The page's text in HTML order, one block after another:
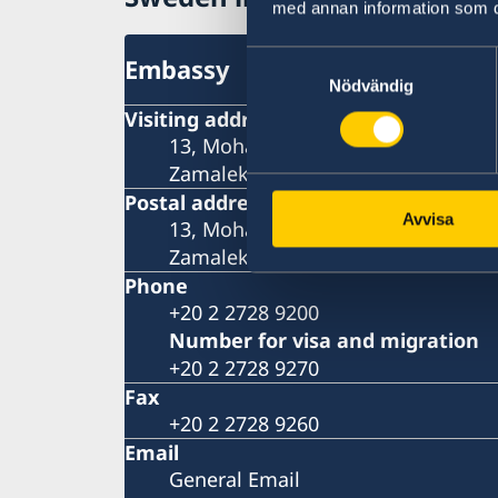
med annan information som
Nödvändig
Avvisa
of Trade and Industry
Embassy
Visiting address
13, Mohamed Mazhar St.
Zamalek, Cairo
Postal address
13, Mohamed Mazhar St.
Zamalek, Cairo
Phone
+20 2 2728 9200
Number for visa and migration
+20 2 2728 9270
Fax
+20 2 2728 9260
Email
General Email